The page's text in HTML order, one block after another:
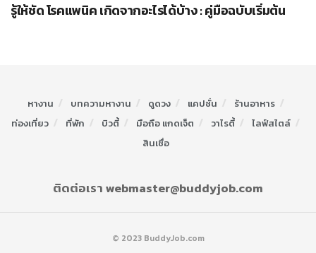
รู้ให้ชัด โรคแพนิค เกิดจากอะไรได้บ้าง : คู่มือฉบับเริ่มต้น
หางาน บทความหางาน ดูดวง แคปชั่น
ร้านอาหาร
ท่องเที่ยว
ที่พัก บิวตี้ มือถือ แกดเจ็ต วาไรตี้
ไลฟ์สไตล์
สินเชื่อ
ติดต่อเรา webmaster@buddyjob.com
© 2023 BuddyJob.com